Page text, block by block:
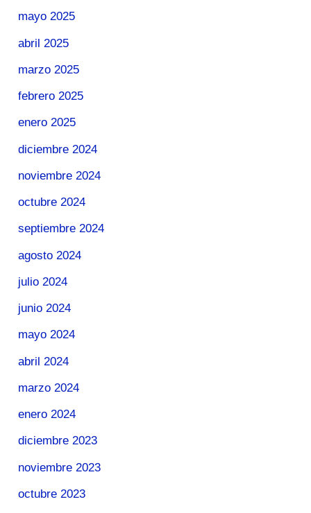
mayo 2025
abril 2025
marzo 2025
febrero 2025
enero 2025
diciembre 2024
noviembre 2024
octubre 2024
septiembre 2024
agosto 2024
julio 2024
junio 2024
mayo 2024
abril 2024
marzo 2024
enero 2024
diciembre 2023
noviembre 2023
octubre 2023